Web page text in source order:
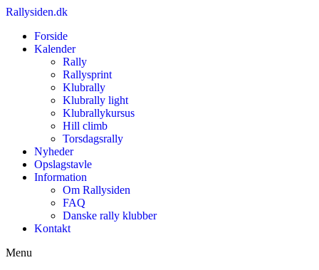
Rallysiden.dk
Forside
Kalender
Rally
Rallysprint
Klubrally
Klubrally light
Klubrallykursus
Hill climb
Torsdagsrally
Nyheder
Opslagstavle
Information
Om Rallysiden
FAQ
Danske rally klubber
Kontakt
Menu